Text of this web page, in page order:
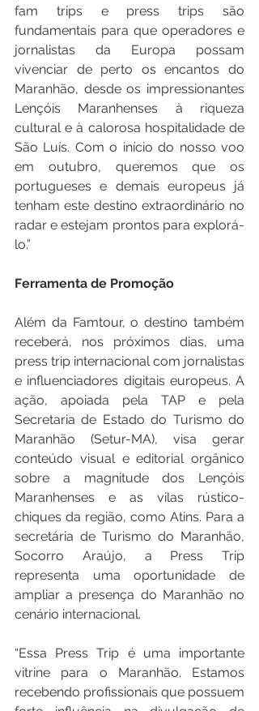
fam trips e press trips são
fundamentais para que operadores e
jornalistas da Europa possam
vivenciar de perto os encantos do
Maranhão, desde os impressionantes
Lençóis Maranhenses à riqueza
cultural e à calorosa hospitalidade de
São Luís. Com o início do nosso voo
em outubro, queremos que os
portugueses e demais europeus já
tenham este destino extraordinário no
radar e estejam prontos para explorá-
lo.”
Ferramenta de Promoção
Além da Famtour, o destino também
receberá, nos próximos dias, uma
press trip internacional com jornalistas
e influenciadores digitais europeus. A
ação, apoiada pela TAP e pela
Secretaria de Estado do Turismo do
Maranhão (Setur-MA), visa gerar
conteúdo visual e editorial orgânico
sobre a magnitude dos Lençóis
Maranhenses e as vilas rústico-
chiques da região, como Atins. Para a
secretária de Turismo do Maranhão,
Socorro Araújo, a Press Trip
representa uma oportunidade de
ampliar a presença do Maranhão no
cenário internacional.
“Essa Press Trip é uma importante
vitrine para o Maranhão. Estamos
recebendo profissionais que possuem